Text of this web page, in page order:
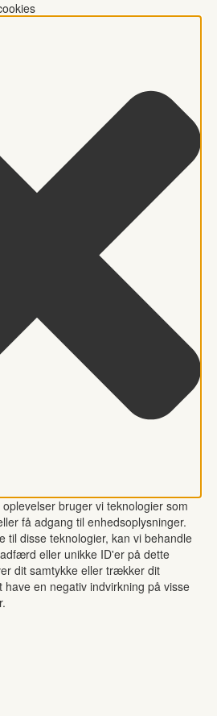
bruger vi teknologier som
få adgang til enhedsoplysninger.
til disse teknologier, kan vi behandle
eller unikke ID'er på dette
dit samtykke eller trækker dit
en negativ indvirkning på visse